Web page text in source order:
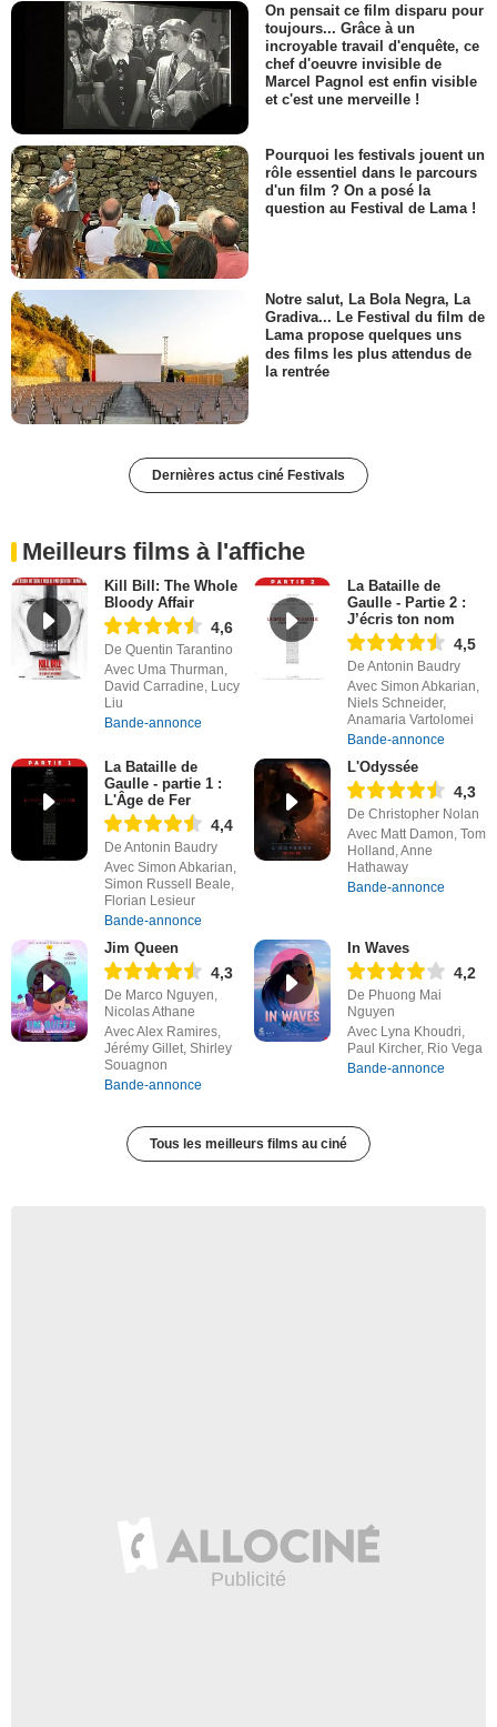
On pensait ce film disparu pour
toujours... Grâce à un
incroyable travail d'enquête, ce
chef d'oeuvre invisible de
Marcel Pagnol est enfin visible
et c'est une merveille !
Pourquoi les festivals jouent un
rôle essentiel dans le parcours
d'un film ? On a posé la
question au Festival de Lama !
Notre salut, La Bola Negra, La
Gradiva... Le Festival du film de
Lama propose quelques uns
des films les plus attendus de
la rentrée
Dernières actus ciné Festivals
Meilleurs films à l'affiche
Kill Bill: The Whole
Bloody Affair
4,6
De Quentin Tarantino
Avec Uma Thurman,
David Carradine, Lucy
Liu
Bande-annonce
La Bataille de
Gaulle - Partie 2 :
J’écris ton nom
4,5
De Antonin Baudry
Avec Simon Abkarian,
Niels Schneider,
Anamaria Vartolomei
Bande-annonce
La Bataille de
Gaulle - partie 1 :
L'Âge de Fer
4,4
De Antonin Baudry
Avec Simon Abkarian,
Simon Russell Beale,
Florian Lesieur
Bande-annonce
L'Odyssée
4,3
De Christopher Nolan
Avec Matt Damon, Tom
Holland, Anne
Hathaway
Bande-annonce
Jim Queen
4,3
De Marco Nguyen,
Nicolas Athane
Avec Alex Ramires,
Jérémy Gillet, Shirley
Souagnon
Bande-annonce
In Waves
4,2
De Phuong Mai
Nguyen
Avec Lyna Khoudri,
Paul Kircher, Rio Vega
Bande-annonce
Tous les meilleurs films au ciné